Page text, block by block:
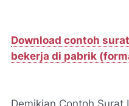
Download contoh
bekerja di pabrik